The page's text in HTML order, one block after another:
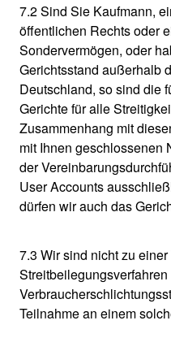
7.2 Sind Sie Kaufmann,
öffentlichen Rechts oder
Sondervermögen, oder
Gerichtsstand außerhalb
Deutschland, so sind die
Gerichte für alle
Zusammenhang mit
mit Ihnen geschlossenen
der
User Accounts
dürfen wir auch das
7.3 Wir sind nicht zu
Teilnahme an einem